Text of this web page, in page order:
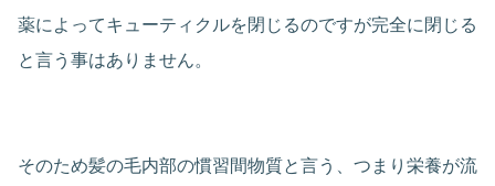
薬によってキューティクルを閉じるのですが完全に閉じる
と言う事はありません。
そのため髪の毛内部の慣習間物質と言う、つまり栄養が流